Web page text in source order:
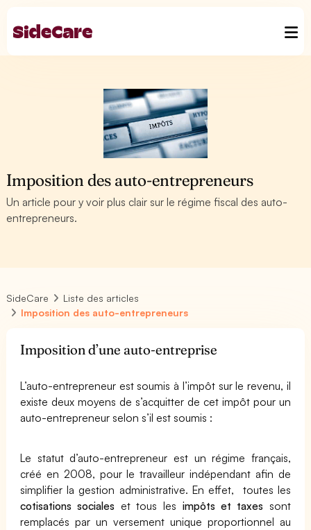
Imposition des auto-entrepreneurs
Un article pour y voir plus clair sur le régime fiscal des auto-
entrepreneurs.
SideCare
Liste des articles
Imposition des auto-entrepreneurs
Imposition d’une auto-entreprise
L’auto-entrepreneur est soumis à l’impôt sur le revenu, il
existe deux moyens de s’acquitter de cet impôt pour un
auto-entrepreneur selon s’il est soumis :
Le statut d’auto-entrepreneur est un régime français,
créé en 2008, pour le travailleur indépendant afin de
simplifier la gestion administrative. En effet, toutes les
cotisations sociales et tous les impôts et taxes sont
remplacés par un versement unique proportionnel au